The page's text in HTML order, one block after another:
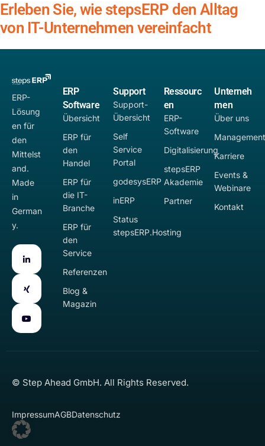
Erleben Sie, wie stepsERP den Alltag
von IT-Unternehmen vereinfacht
ERP-
Lösung
en für
den
Mittelst
and.
Made
in
German
y.
ERP
Software
Übersicht
ERP für
den
Handel
ERP für
die IT-
Branche
ERP für
den
Service
Referenzen
Blog &
Magazin
Support
Support-
Übersicht
Self
Service
Portal
godesysERP
inERP
Status
stepsERP.Hosting
Ressourc
en
ERP-
Software
Digitalisierung
stepsERP
Akademie
Partner
Unterneh
men
Über uns
Karriere
Events &
Webinare
Kontakt
© Step Ahead GmbH. All Rights Reserved.
ImpressumAGBDatenschutz